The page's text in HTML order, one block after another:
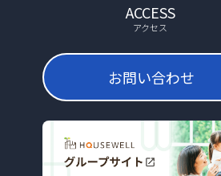
ACCESS
アクセス
お問い合わせ